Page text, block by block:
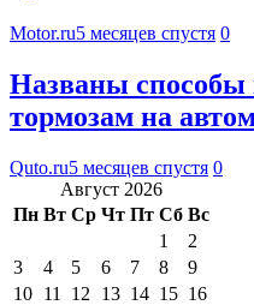
Motor.ru5 месяцев спустя 0
Названы способы
тормозам на
Quto.ru5 месяцев спустя 0
Август 2026
Пн Вт Ср Чт Пт Сб Вс
1
2
3
4 5 6 7 8
9
10 11 12 13 14 15 16